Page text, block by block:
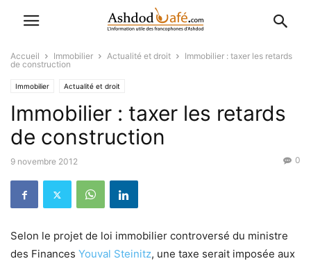
Accueil Immobilier Actualité et droit
Immobilier : taxer les retards
de construction
Immobilier Actualité et droit
Immobilier : taxer les retards
de construction
9 novembre 2012 0
Selon le projet de loi immobilier controversé du ministre
des Finances Youval Steinitz, une taxe serait imposée aux